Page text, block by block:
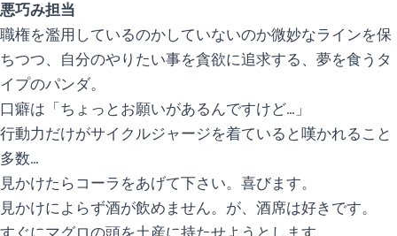
悪巧み担当
職権を濫用しているのかしていないのか微妙なラインを保
ちつつ、自分のやりたい事を貪欲に追求する、夢を食うタ
イプのパンダ。
口癖は「ちょっとお願いがあるんですけど…」
行動力だけがサイクルジャージを着ていると嘆かれること
多数…
見かけたらコーラをあげて下さい。喜びます。
見かけによらず酒が飲めません。が、酒席は好きです。